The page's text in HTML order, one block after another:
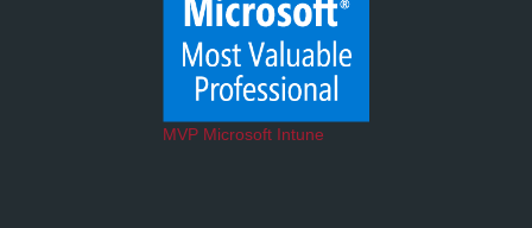
MVP Microsoft Intune